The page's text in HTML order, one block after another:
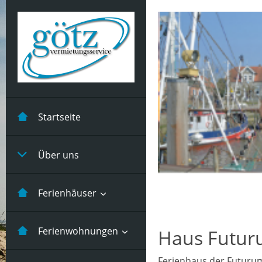
Startseite
Über uns
Ferienhäuser
Kastanienhuus -5
Pers
Ferienwohnungen Haus